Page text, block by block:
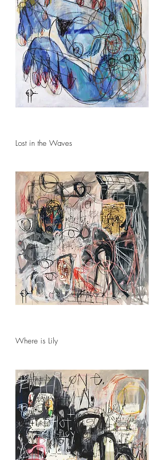
Lost in the Waves
Where is Lily